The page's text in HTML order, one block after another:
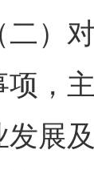
对
项，
发展